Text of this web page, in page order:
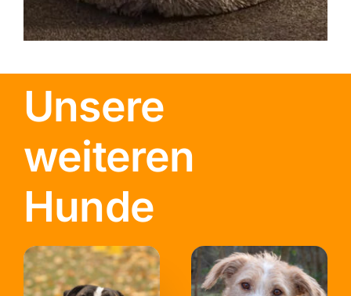
Unsere
weiteren
Hunde